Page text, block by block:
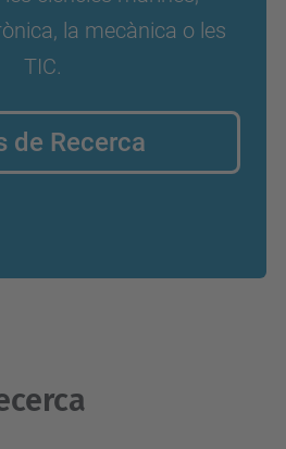
la mecànica o les
TIC.
de Recerca